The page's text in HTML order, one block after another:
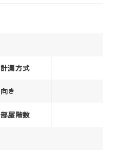
計測方式
向き
部屋階数